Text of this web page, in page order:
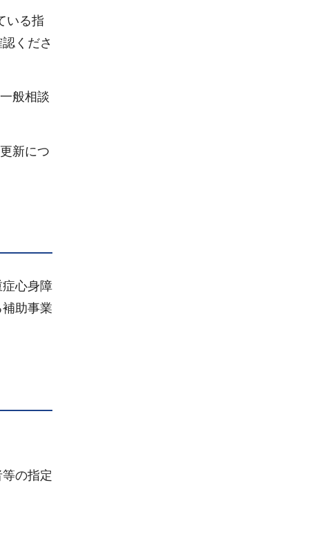
いる指
くださ
般相談
新につ
心身障
助事業
の指定